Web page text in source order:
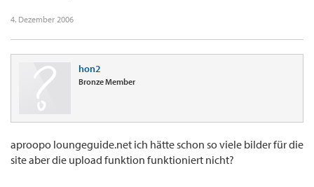
4. Dezember 2006
hon2
Bronze Member
aproopo loungeguide.net ich hätte schon so viele bilder für die
site aber die upload funktion funktioniert nicht?